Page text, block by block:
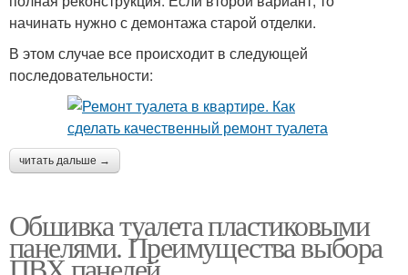
начинать нужно с демонтажа старой отделки.
В этом случае все происходит в следующей
последовательности:
читать дальше →
Обшивка туалета пластиковыми
панелями. Преимущества выбора